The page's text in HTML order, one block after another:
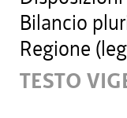
Bilancio
Regione
TESTO